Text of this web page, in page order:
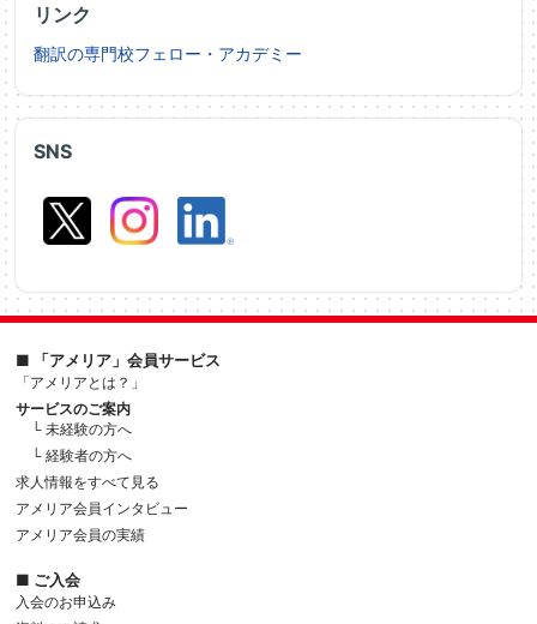
SNS
リンク
翻訳の専門校フェロー・アカデミー
■ 「アメリア」会員サービス
「アメリアとは？」
サービスのご案内
└ 未経験の方へ
└ 経験者の方へ
求人情報をすべて見る
アメリア会員インタビュー
アメリア会員の実績
■ ご入会
入会のお申込み